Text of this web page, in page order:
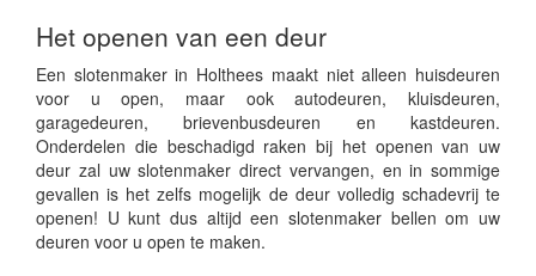
Het openen van een deur
Een slotenmaker in Holthees maakt niet alleen huisdeuren
voor u open, maar ook autodeuren, kluisdeuren,
garagedeuren, brievenbusdeuren en kastdeuren.
Onderdelen die beschadigd raken bij het openen van uw
deur zal uw slotenmaker direct vervangen, en in sommige
gevallen is het zelfs mogelijk de deur volledig schadevrij te
openen! U kunt dus altijd een slotenmaker bellen om uw
deuren voor u open te maken.